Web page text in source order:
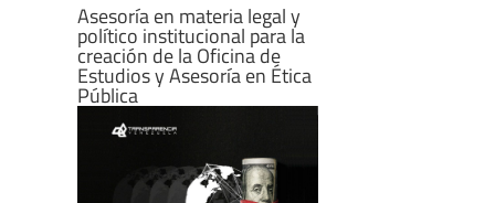
Asesoría en materia legal y
político institucional para la
creación de la Oficina de
Estudios y Asesoría en Ética
Pública